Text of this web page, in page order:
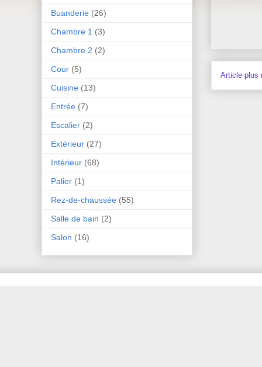
Article plus
Buanderie (26)
Chambre 1 (3)
Chambre 2 (2)
Cour (5)
Cuisine (13)
Entrée (7)
Escalier (2)
Extérieur (27)
Intérieur (68)
Palier (1)
Rez-de-chaussée (55)
Salle de bain (2)
Salon (16)